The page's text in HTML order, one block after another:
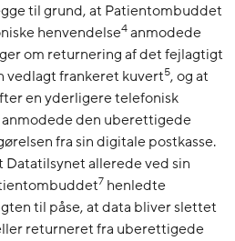
til grund, at Patientombuddet
henvendelse4anmodede
om returnering af det fejlagtigt
vedlagt frankeret kuvert5, og at
en yderligere telefonisk
anmodede den uberettigede
fra sin digitale postkasse.
allerede ved sin
7 henledte
til påse, at data bliver slettet
returneret fra uberettigede